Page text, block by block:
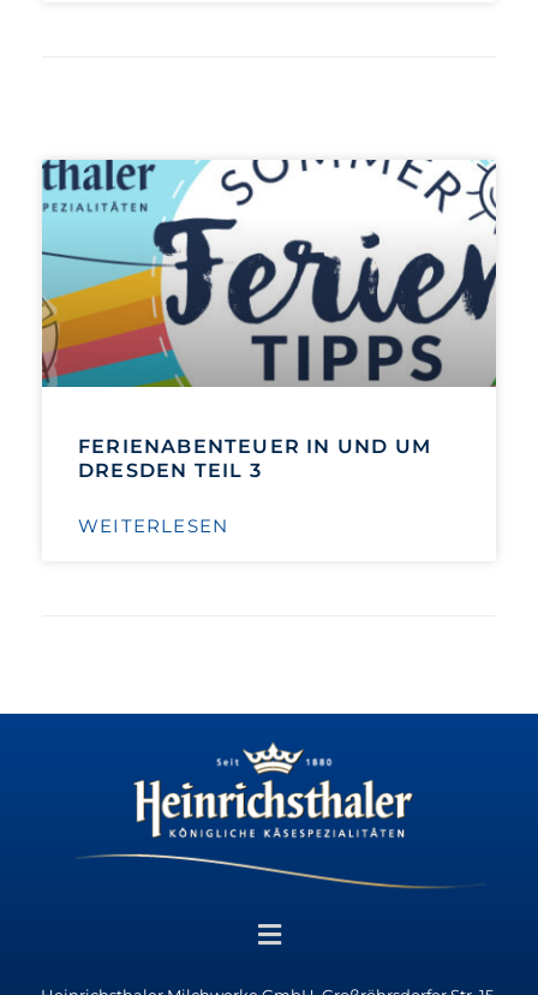
FERIENABENTEUER IN UND UM
DRESDEN TEIL 3
WEITERLESEN